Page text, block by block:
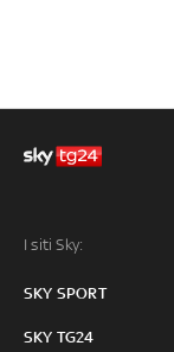
I siti Sky:
SKY SPORT
SKY TG24